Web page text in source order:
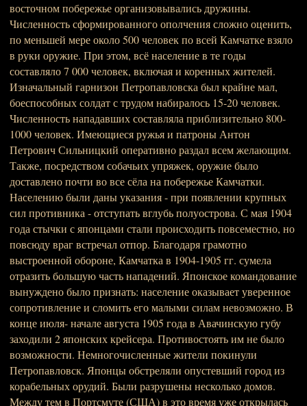
восточном побережье организовывались дружины.
Численность сформированного ополчения сложно оценить,
по меньшей мере около 500 человек по всей Камчатке взяло
в руки оружие. При этом, всё население в те годы
составляло 7 000 человек, включая и коренных жителей.
Изначальный гарнизон Петропавловска был крайне мал,
боеспособных солдат с трудом набиралось 15-20 человек.
Численность нападавших составляла приблизительно 800-
1000 человек. Имеющиеся ружья и патроны Антон
Петрович Сильницкий оперативно раздал всем желающим.
Также, посредством собачьих упряжек, оружие было
доставлено почти во все сёла на побережье Камчатки.
Населению были даны указания - при появлении крупных
сил противника - отступать вглубь полуострова. С мая 1904
года стычки с японцами стали происходить повсеместно, но
повсюду враг встречал отпор. Благодаря грамотно
выстроенной обороне, Камчатка в 1904-1905 гг. сумела
отразить большую часть нападений. Японское командование
вынуждено было признать: население оказывает уверенное
сопротивление и сломить его малыми силам невозможно. В
конце июля- начале августа 1905 года в Авачинскую губу
заходили 2 японских крейсера. Противостоять им не было
возможности. Немногочисленные жители покинули
Петропавловск. Японцы обстреляли опустевший город из
корабельных орудий. Были разрушены несколько домов.
Между тем в Портсмуте (США) в это время уже открылась